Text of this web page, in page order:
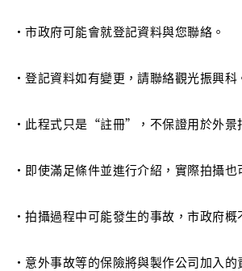
・市政府可能會就登記資料與您聯絡。
・登記資料如有變更，請聯絡觀光振興科
・此程式只是“註冊”，不保證用於外景
・即使滿足條件並進行介紹，實際拍攝也
・拍攝過程中可能發生的事故，市政府概
・意外事故等的保險將與製作公司加入